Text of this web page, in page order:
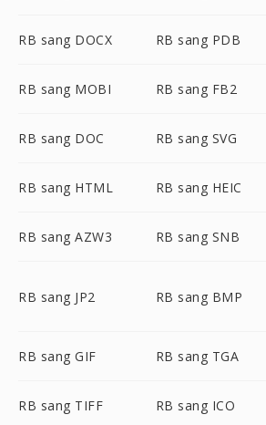
RB sang DOCX RB sang PDB
RB sang MOBI RB sang FB2
RB sang DOC RB sang SVG
RB sang HTML RB sang HEIC
RB sang AZW3 RB sang SNB
RB sang JP2 RB sang BMP
RB sang GIF RB sang TGA
RB sang TIFF RB sang ICO